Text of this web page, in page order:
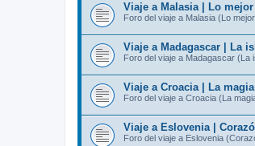
Viaje a Malasia | Lo
Foro del viaje a Malasia (Lo
Viaje a Madagascar | La
Foro del viaje a Madagascar (La
Viaje a Croacia | La
Foro del viaje a Croacia (La
Viaje a Eslovenia |
Foro del viaje a Eslovenia